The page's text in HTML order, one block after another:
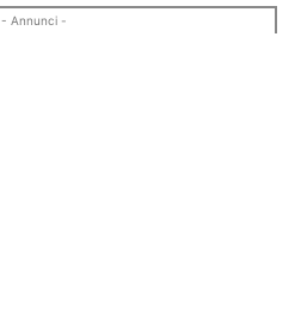
- Annunci -